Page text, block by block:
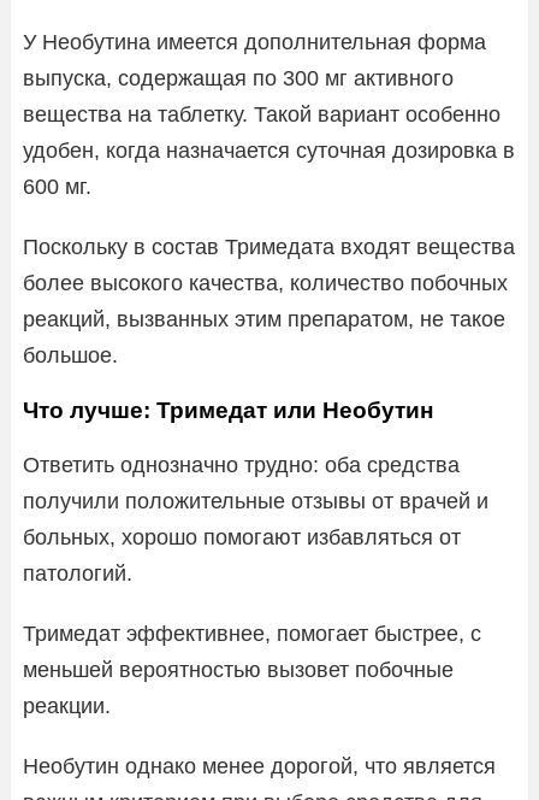
У Необутина имеется дополнительная форма
выпуска, содержащая по 300 мг активного
вещества на таблетку. Такой вариант особенно
удобен, когда назначается суточная дозировка в
600 мг.
Поскольку в состав Тримедата входят вещества
более высокого качества, количество побочных
реакций, вызванных этим препаратом, не такое
большое.
Что лучше: Тримедат или Необутин
Ответить однозначно трудно: оба средства
получили положительные отзывы от врачей и
больных, хорошо помогают избавляться от
патологий.
Тримедат эффективнее, помогает быстрее, с
меньшей вероятностью вызовет побочные
реакции.
Необутин однако менее дорогой, что является